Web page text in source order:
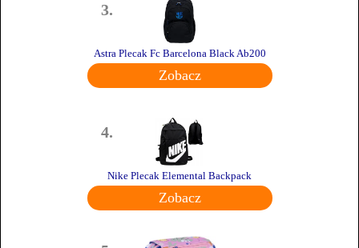
3.
Astra Plecak Fc Barcelona Black Ab200
Zobacz
4.
Nike Plecak Elemental Backpack
Zobacz